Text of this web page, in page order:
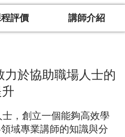
評價 講師介紹
於協助職場人士的
，創立一個能夠高效學
域專業講師的知識與分